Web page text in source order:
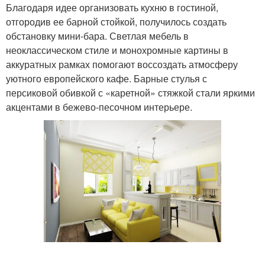
Благодаря идее организовать кухню в гостиной,
отгородив ее барной стойкой, получилось создать
обстановку мини-бара. Светлая мебель в
неоклассическом стиле и монохромные картины в
аккуратных рамках помогают воссоздать атмосферу
уютного европейского кафе. Барные стулья с
персиковой обивкой с «каретной» стяжкой стали яркими
акцентами в бежево-песочном интерьере.